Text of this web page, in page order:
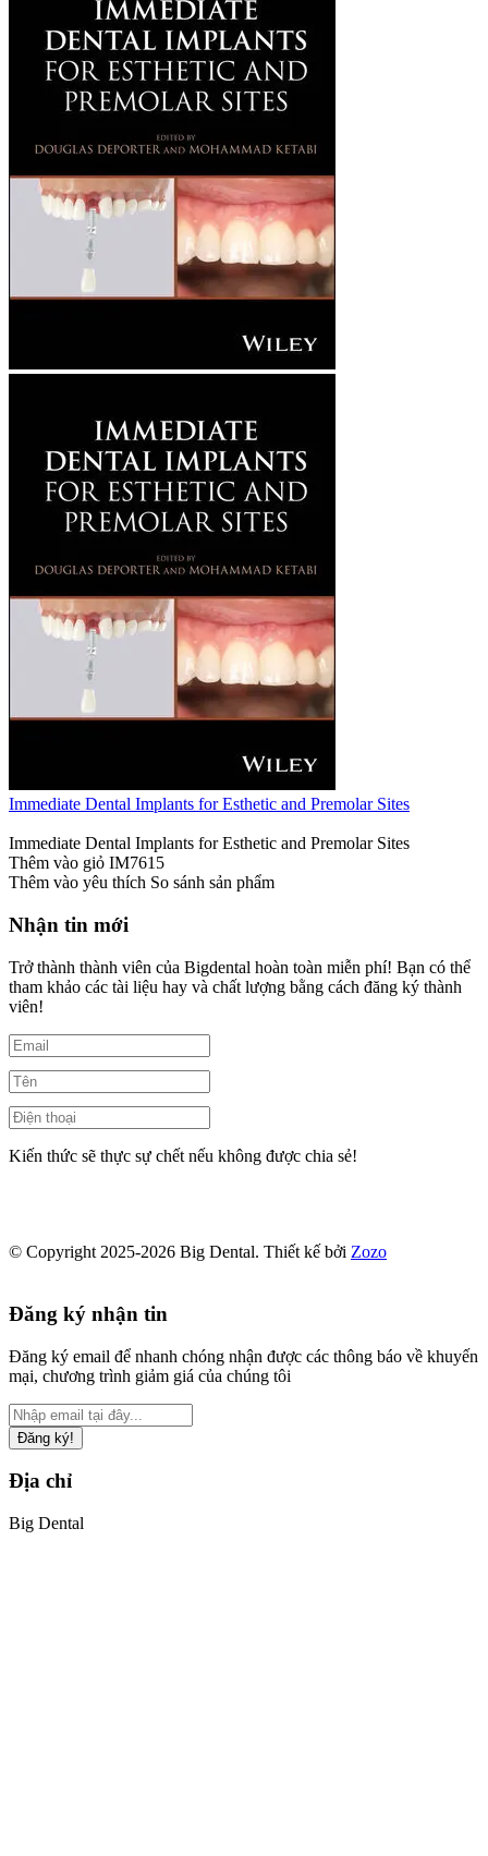
Immediate Dental Implants for Esthetic and Premolar Sites
Immediate Dental Implants for Esthetic and Premolar Sites
Thêm vào giỏ IM7615
Thêm vào yêu thích So sánh sản phẩm
Nhận tin mới
Trở thành thành viên của Bigdental hoàn toàn miễn phí! Bạn có thể
tham khảo các tài liệu hay và chất lượng bằng cách đăng ký thành
viên!
Kiến thức sẽ thực sự chết nếu không được chia sẻ!
© Copyright 2025-2026 Big Dental. Thiết kế bởi Zozo
Đăng ký nhận tin
Đăng ký email để nhanh chóng nhận được các thông báo về khuyến
mại, chương trình giảm giá của chúng tôi
Đăng ký!
Địa chỉ
Big Dental